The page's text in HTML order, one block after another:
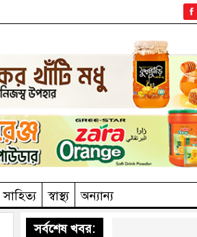
সাহিত‌্য স্বাস্থ্য
অন্যান্য
সর্বশেষ খবর: